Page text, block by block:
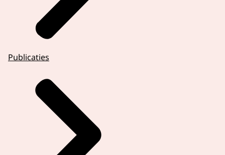
Publicaties